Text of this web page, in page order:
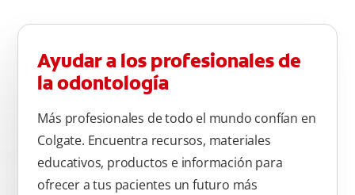
Ayudar a los profesionales de
la odontología
Más profesionales de todo el mundo confían en
Colgate. Encuentra recursos, materiales
educativos, productos e información para
ofrecer a tus pacientes un futuro más